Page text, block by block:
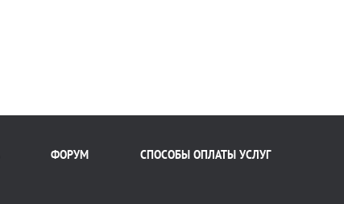
ФОРУМ СПОСОБЫ ОПЛАТЫ УСЛУГ